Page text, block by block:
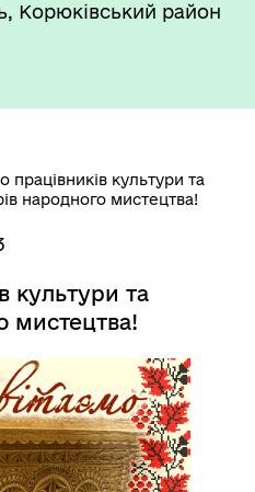
Корюківський район
працівників культури та
народного мистецтва!
культури та
мистецтва!